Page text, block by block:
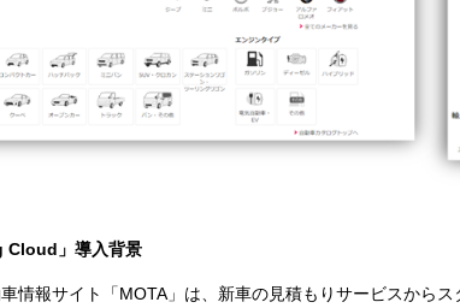
Cloud」導入背景
情報サイト「MOTA」は、新車の見積もりサービスから